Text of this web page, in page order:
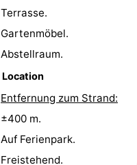
Terrasse.
Gartenmöbel.
Abstellraum.
Location
Entfernung zum Strand:
±400 m.
Auf Ferienpark.
Freistehend.